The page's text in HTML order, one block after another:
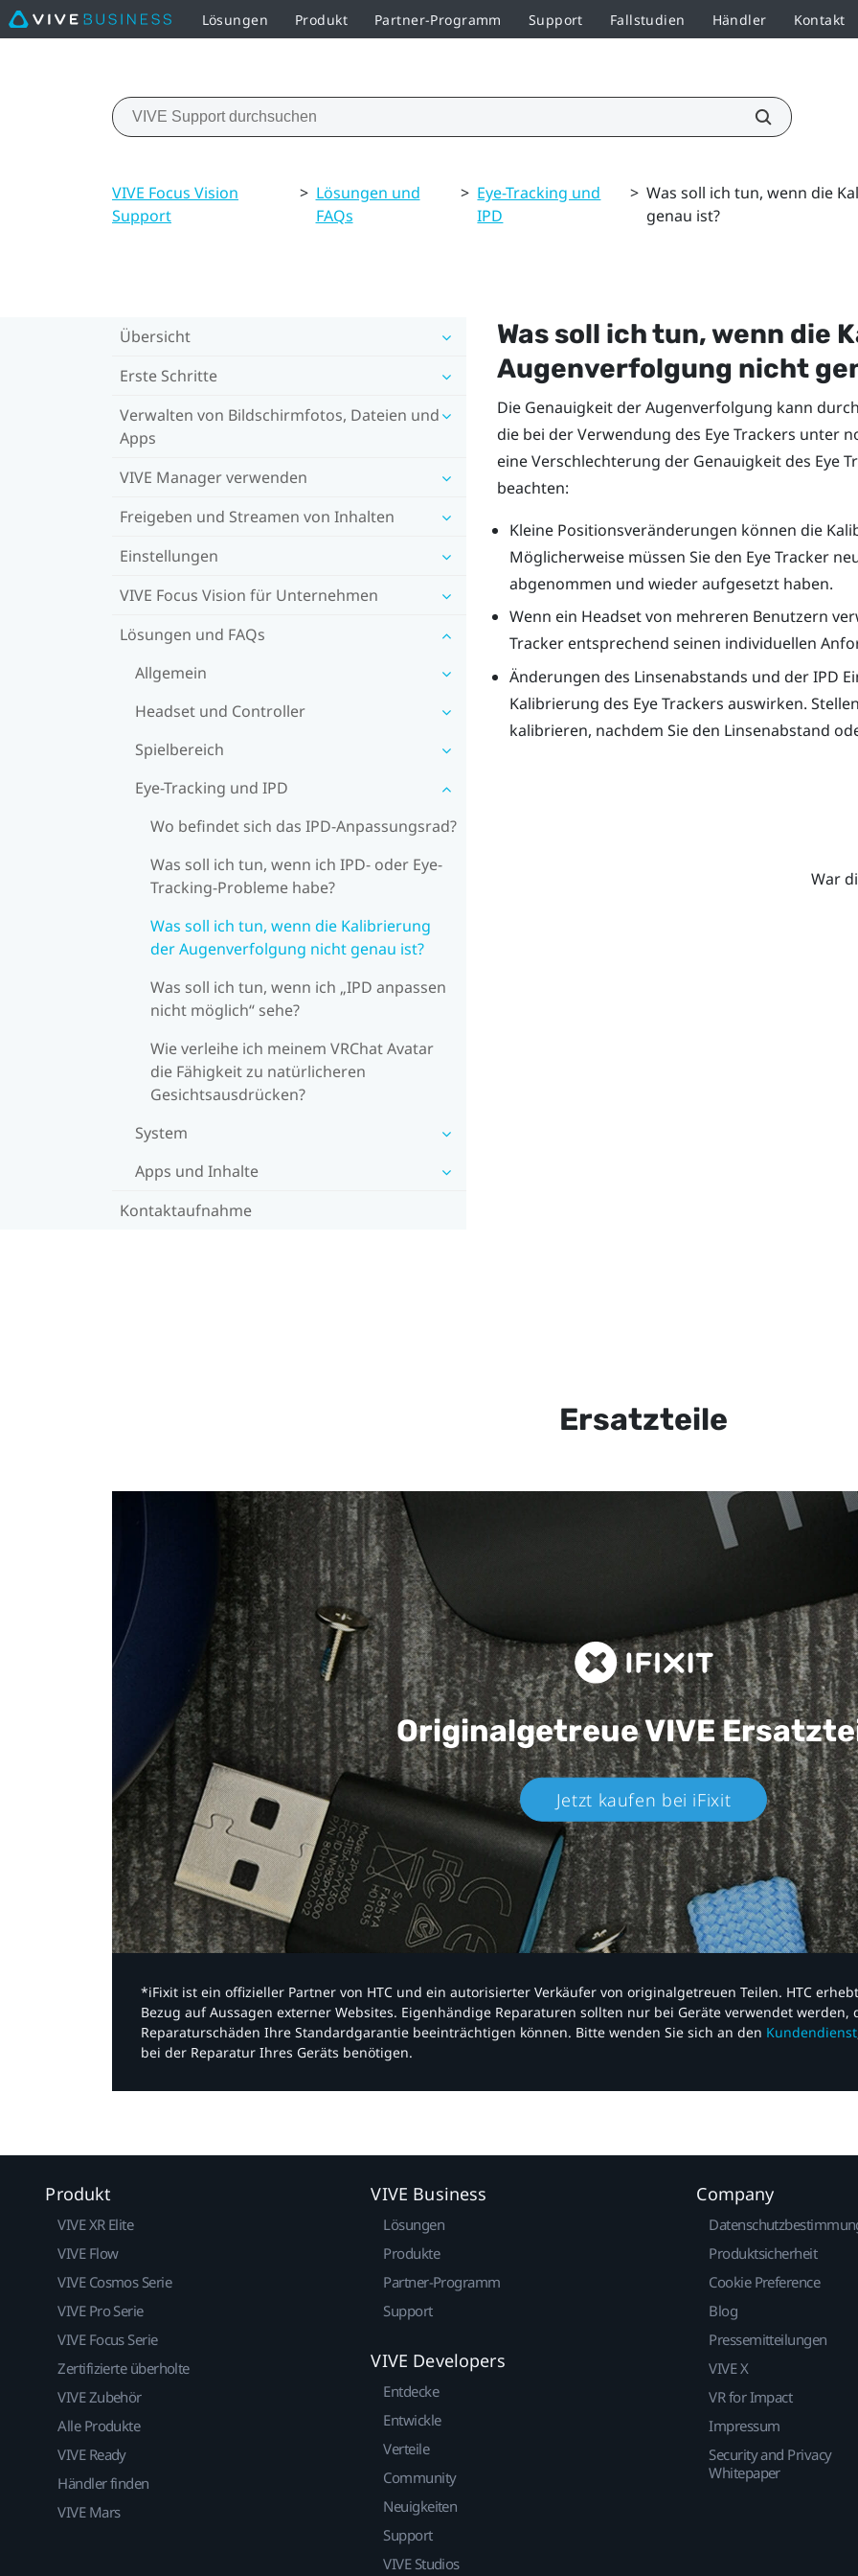
Lösungen Produkt Partner-Programm Support Fallstudien Händler Kontakt
VIVE Focus Vision
Support
> Lösungen und
FAQs
> Eye-Tracking und
IPD
> Was soll ich tun, wenn die
genau ist?
Übersicht
Erste Schritte
Verwalten von Bildschirmfotos, Dateien und
Apps
VIVE Manager verwenden
Freigeben und Streamen von Inhalten
Einstellungen
VIVE Focus Vision für Unternehmen
Lösungen und FAQs
Allgemein
Headset und Controller
Spielbereich
Eye-Tracking und IPD
Wo befindet sich das IPD-Anpassungsrad?
Was soll ich tun, wenn ich IPD- oder Eye-
Tracking-Probleme habe?
Was soll ich tun, wenn die Kalibrierung
der Augenverfolgung nicht genau ist?
Was soll ich tun, wenn ich „IPD anpassen
nicht möglich“ sehe?
Wie verleihe ich meinem VRChat Avatar
die Fähigkeit zu natürlicheren
Gesichtsausdrücken?
System
Apps und Inhalte
Kontaktaufnahme
Was soll ich tun, wenn die
Augenverfolgung nicht
Die Genauigkeit der Augenverfolgung kann
die bei der Verwendung des Eye Trackers unter
eine Verschlechterung der Genauigkeit des Eye
beachten:
Kleine Positionsveränderungen können die
Möglicherweise müssen Sie den Eye Tracker
abgenommen und wieder aufgesetzt haben.
Wenn ein Headset von mehreren Benutzern
Tracker entsprechend seinen individuellen
Änderungen des Linsenabstands und der IPD
Kalibrierung des Eye Trackers auswirken.
kalibrieren, nachdem Sie den Linsenabstand
War
Ersatzteile
Originalgetreue VIVE
Jetzt kaufen bei iFixit​
*iFixit ist ein offizieller Partner von HTC und ein autorisierter Verkäufer von originalgetreuen Teilen. HTC
Bezug auf Aussagen externer Websites. Eigenhändige Reparaturen sollten nur bei Geräte verwendet
Reparaturschäden Ihre Standardgarantie beeinträchtigen können. Bitte wenden Sie sich an den Kundendienst
bei der Reparatur Ihres Geräts benötigen.​
Produkt
VIVE XR Elite
VIVE Flow
VIVE Cosmos Serie
VIVE Pro Serie
VIVE Focus Serie
Zertifizierte überholte
VIVE Zubehör
Alle Produkte
VIVE Ready
Händler finden
VIVE Mars
VIVE Business
Lösungen
Produkte
Partner-Programm
Support
VIVE Developers
Entdecke
Entwickle
Verteile
Community
Neuigkeiten
Support
VIVE Studios
Company
Produktsicherheit
Cookie Preference
Blog
Pressemitteilungen
VIVE X
VR for Impact
Impressum
Security and Privacy
Whitepaper